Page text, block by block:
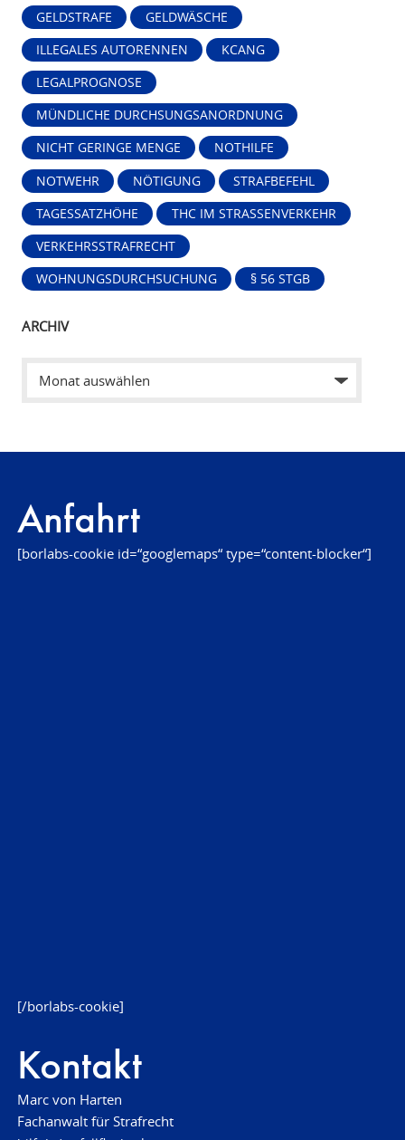
GELDSTRAFE GELDWÄSCHE
ILLEGALES AUTORENNEN KCANG
LEGALPROGNOSE
MÜNDLICHE DURCHSUNGSANORDNUNG
NICHT GERINGE MENGE NOTHILFE
NOTWEHR NÖTIGUNG STRAFBEFEHL
TAGESSATZHÖHE THC IM STRASSENVERKEHR
VERKEHRSSTRAFRECHT
WOHNUNGSDURCHSUCHUNG § 56 STGB
ARCHIV
Anfahrt
[borlabs-cookie id=“googlemaps“ type=“content-blocker“]
[/borlabs-cookie]
Kontakt
Marc von Harten
Fachanwalt für Strafrecht